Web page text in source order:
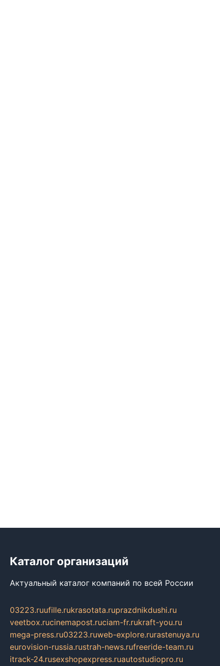
Каталог организаций
Актуальный каталог компаний по всей России
03223.ruufille.rukrasotata.ruprazdnikdushi.ru
veetbox.rucinemapost.ruciam-fr.rukraft-you.ru
mega-press.ru03223.ruweb-explore.rurastenuya.ru
eurovision-russia.rustrah-news.rufreeride-team.ru
itrack-24.rusexshopexpress.ruautostudiopro.ru